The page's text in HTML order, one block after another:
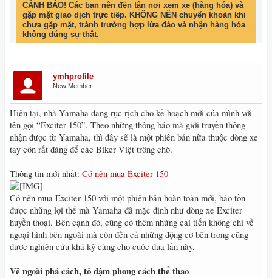
CẢNH BÁO! Các bạn nên đến tận nơi xem xe (hàng hóa) và
gặp mặt giao dịch trực tiếp. KHÔNG NÊN chuyển khoản khi
chưa gặp mặt, tránh trường hợp lừa đảo và nhận hàng hóa
không đúng sự thật.
ymhprofile
New Member
Hiện tại, nhà Yamaha đang rục rịch cho kế hoạch mới của mình với
tên gọi “Exciter 150”. Theo những thông báo mà giới truyền thông
nhận được từ Yamaha, thì đây sẽ là một phiên bản nữa thuộc dòng xe
tay côn rất đáng để các Biker Việt trông chờ.
Thông tin mới nhất: Có nên mua Exciter 150
Có nên mua Exciter 150 với một phiên bản hoàn toàn mới, bảo tồn
được những lợi thế mà Yamaha đã mặc định như dòng xe Exciter
huyền thoại. Bên cạnh đó, cũng có thêm những cải tiến không chỉ về
ngoại hình bên ngoài mà còn đến cả những động cơ bên trong cũng
được nghiên cứu khá kỹ càng cho cuộc đua lần này.
Vẻ ngoài phá cách, tô đậm phong cách thể thao